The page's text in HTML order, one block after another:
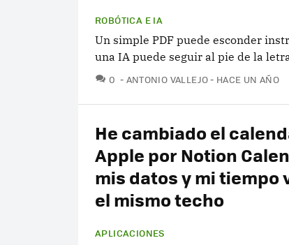
ROBÓTICA E IA
Un simple PDF puede esconder
una IA puede seguir al pie de la
0 COMENTARIOS
ANTONIO VALLEJO HACE UN AÑO
He cambiado el
Apple por Notion
mis datos y mi tiempo
el mismo techo
APLICACIONES